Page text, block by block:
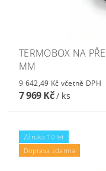
TERMOBOX NA
MM
9 642,49 Kč včetně DPH
7 969 Kč/ ks
Záruka 10 let
Doprava zdarma